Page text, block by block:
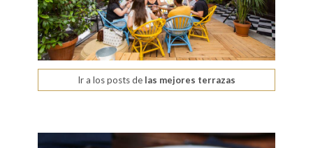
Ir a los posts de las mejores terrazas